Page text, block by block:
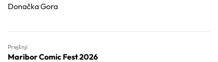
Donačka Gora
Prejšnji
Maribor Comic Fest 2026